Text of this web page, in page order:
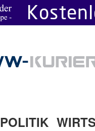
POLITIK